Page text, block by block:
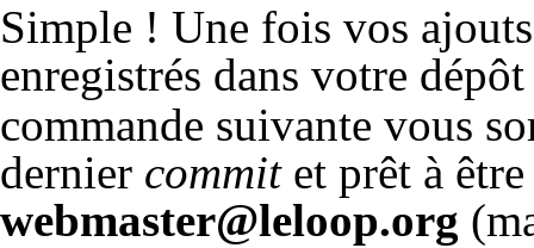
Simple ! Une fois vos
enregistrés dans votre
commande suivante vous
dernier commitet prêt à
webmaster@leloop.org